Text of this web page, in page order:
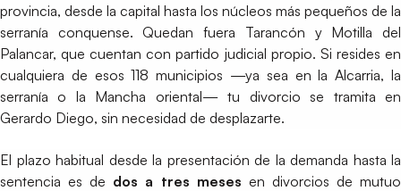
provincia, desde la capital hasta los núcleos más pequeños de la
serranía conquense. Quedan fuera Tarancón y Motilla del
Palancar, que cuentan con partido judicial propio. Si resides en
cualquiera de esos 118 municipios —ya sea en la Alcarria, la
serranía o la Mancha oriental— tu divorcio se tramita en
Gerardo Diego, sin necesidad de desplazarte.
El plazo habitual desde la presentación de la demanda hasta la
sentencia es de dos a tres meses en divorcios de mutuo